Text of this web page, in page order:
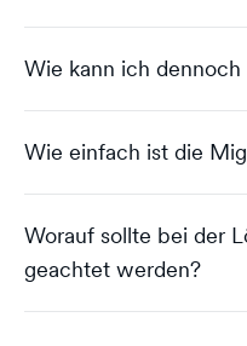
Wie kann ich
Wie einfach ist die
Worauf sollte bei der
geachtet werden?